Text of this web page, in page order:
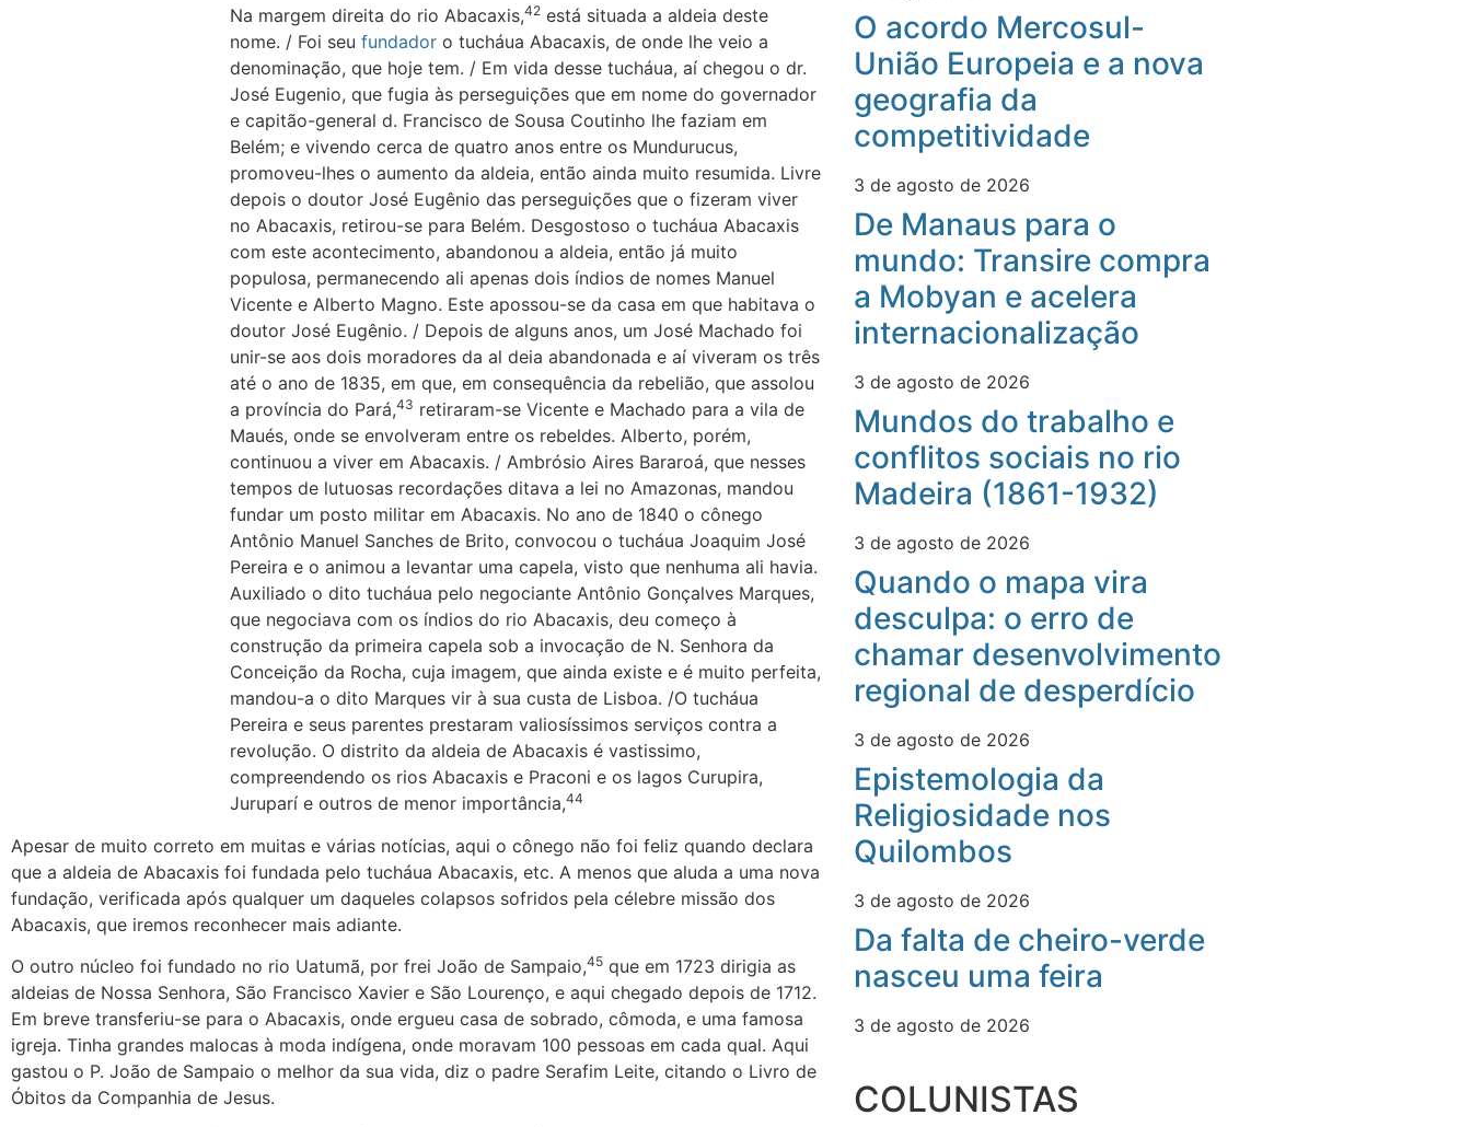
Na margem direita do rio Abacaxis,42 está situada a aldeia deste
nome. / Foi seu fundador o tucháua Abacaxis, de onde lhe veio a
denominação, que hoje tem. / Em vida desse tucháua, aí chegou o dr.
José Eugenio, que fugia às perseguições que em nome do governador
e capitão-general d. Francisco de Sousa Coutinho lhe faziam em
Belém; e vivendo cerca de quatro anos entre os Mundurucus,
promoveu-lhes o aumento da aldeia, então ainda muito resumida. Livre
depois o doutor José Eugênio das perseguições que o fizeram viver
no Abacaxis, retirou-se para Belém. Desgostoso o tucháua Abacaxis
com este acontecimento, abandonou a aldeia, então já muito
populosa, permanecendo ali apenas dois índios de nomes Manuel
Vicente e Alberto Magno. Este apossou-se da casa em que habitava o
doutor José Eugênio. / Depois de alguns anos, um José Machado foi
unir-se aos dois moradores da al deia abandonada e aí viveram os três
até o ano de 1835, em que, em consequência da rebelião, que assolou
a província do Pará,43 retiraram-se Vicente e Machado para a vila de
Maués, onde se envolveram entre os rebeldes. Alberto, porém,
continuou a viver em Abacaxis. / Ambrósio Aires Bararoá, que nesses
tempos de lutuosas recordações ditava a lei no Amazonas, mandou
fundar um posto militar em Abacaxis. No ano de 1840 o cônego
Antônio Manuel Sanches de Brito, convocou o tucháua Joaquim José
Pereira e o animou a levantar uma capela, visto que nenhuma ali havia.
Auxiliado o dito tucháua pelo negociante Antônio Gonçalves Marques,
que negociava com os índios do rio Abacaxis, deu começo à
construção da primeira capela sob a invocação de N. Senhora da
Conceição da Rocha, cuja imagem, que ainda existe e é muito perfeita,
mandou-a o dito Marques vir à sua custa de Lisboa. /O tucháua
Pereira e seus parentes prestaram valiosíssimos serviços contra a
revolução. O distrito da aldeia de Abacaxis é vastissimo,
compreendendo os rios Abacaxis e Praconi e os lagos Curupira,
Juruparí e outros de menor importância,44
Apesar de muito correto em muitas e várias notícias, aqui o cônego não foi feliz quando declara
que a aldeia de Abacaxis foi fundada pelo tucháua Abacaxis, etc. A menos que aluda a uma nova
fundação, verificada após qualquer um daqueles colapsos sofridos pela célebre missão dos
Abacaxis, que iremos reconhecer mais adiante.
O outro núcleo foi fundado no rio Uatumã, por frei João de Sampaio,45 que em 1723 dirigia as
aldeias de Nossa Senhora, São Francisco Xavier e São Lourenço, e aqui chegado depois de 1712.
Em breve transferiu-se para o Abacaxis, onde ergueu casa de sobrado, cômoda, e uma famosa
igreja. Tinha grandes malocas à moda indígena, onde moravam 100 pessoas em cada qual. Aqui
gastou o P. João de Sampaio o melhor da sua vida, diz o padre Serafim Leite, citando o Livro de
Óbitos da Companhia de Jesus.
O acordo Mercosul-
União Europeia e a nova
geografia da
competitividade
3 de agosto de 2026
De Manaus para o
mundo: Transire compra
a Mobyan e acelera
internacionalização
3 de agosto de 2026
Mundos do trabalho e
conflitos sociais no rio
Madeira (1861-1932)
3 de agosto de 2026
Quando o mapa vira
desculpa: o erro de
chamar desenvolvimento
regional de desperdício
3 de agosto de 2026
Epistemologia da
Religiosidade nos
Quilombos
3 de agosto de 2026
Da falta de cheiro-verde
nasceu uma feira
3 de agosto de 2026
COLUNISTAS